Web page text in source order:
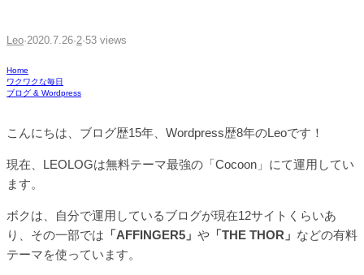
Leo·2020.7.26·2·53 views
Home
ワクワクな毎日
ブログ & Wordpress
こんにちは、ブログ歴15年、Wordpress歴8年のLeoです！
現在、LEOLOGは無料テーマ最強の「Cocoon」にて運用してい
ます。
ボクは、自分で運用しているブログが現在12サイトくらいあ
り、その一部では 「AFFINGER5」 や 「THE THOR」 などの有料
テーマを使っています。